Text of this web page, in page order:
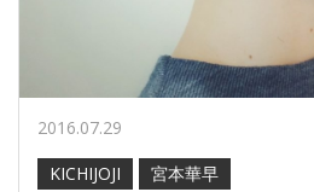
2016.07.29
KICHIJOJI
宮本華早